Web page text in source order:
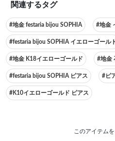
関連するタグ
#地金 festaria bijou SOPHIA #地金
#festaria bijou SOPHIA イエローゴール
#地金 K18イエローゴールド #地金
#festaria bijou SOPHIA ピアス #ピ
#K10イエローゴールド ピアス
このアイテム